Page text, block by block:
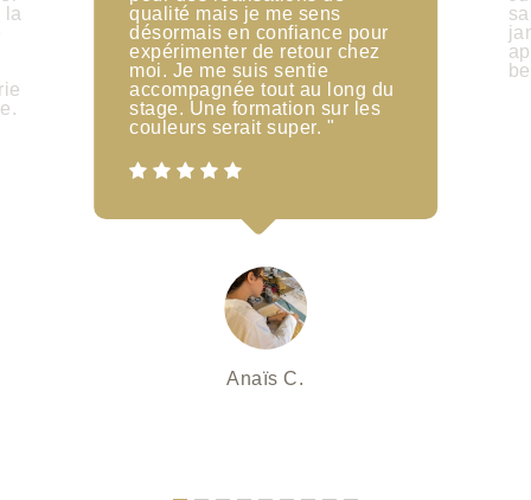
qualité mais je me sens
désormais en confiance pour
expérimenter de retour chez
moi. Je me suis sentie
accompagnée tout au long du
stage. Une formation sur les
couleurs serait super. "
Anaïs C.
la